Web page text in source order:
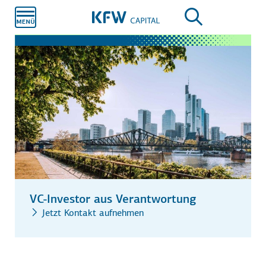
Hauptinhalt
VC-Investor aus Verantwortung
Jetzt Kontakt aufnehmen